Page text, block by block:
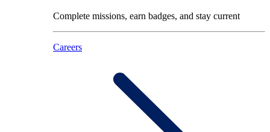
Complete missions, earn badges, and stay current
Careers